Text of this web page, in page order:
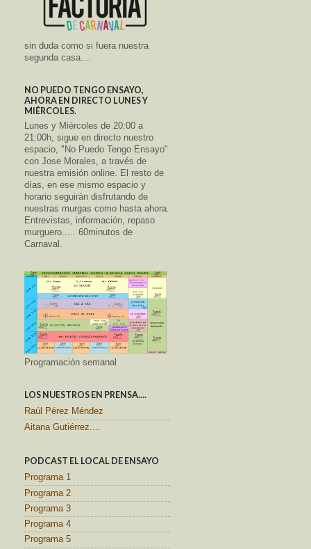
sin duda como si fuera nuestra
segunda casa....
NO PUEDO TENGO ENSAYO,
AHORA EN DIRECTO LUNES Y
MIÉRCOLES.
Lunes y Miércoles de 20:00 a
21:00h, sigue en directo nuestro
espacio, "No Puedo Tengo Ensayo"
con Jose Morales, a través de
nuestra emisión online. El resto de
días, en ese mismo espacio y
horario seguirán disfrutando de
nuestras murgas como hasta ahora.
Entrevistas, información, repaso
murguero..... 60minutos de
Carnaval.
Programación semanal
LOS NUESTROS EN PRENSA....
Raúl Pérez Méndez
Aitana Gutiérrez....
PODCAST EL LOCAL DE ENSAYO
Programa 1
Programa 2
Programa 3
Programa 4
Programa 5